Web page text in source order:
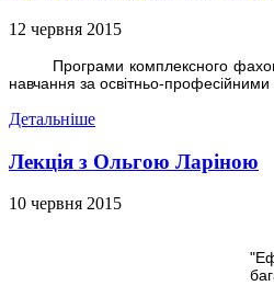
12 червня 2015
Програми комплексного
навчання за освітньо-професійними
Детальніше
Лекція з Ольгою Ларіною
10 червня 2015